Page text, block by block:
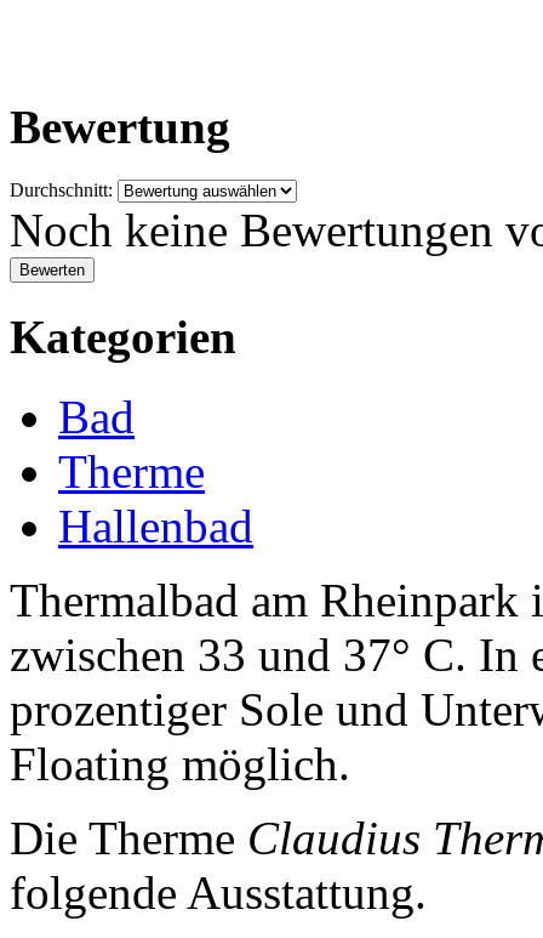
Bewertung
Durchschnitt:
Noch keine Bewertungen
Kategorien
Bad
Therme
Hallenbad
Thermalbad am Rheinpark
zwischen 33 und 37° C. In
prozentiger Sole und
Floating möglich.
Die Therme Claudius
folgende Ausstattung.